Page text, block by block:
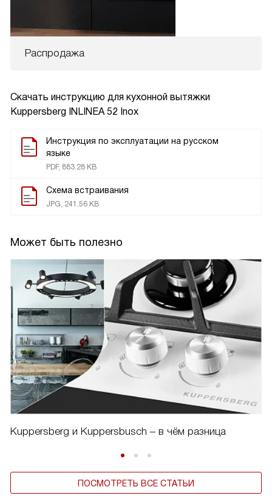
Распродажа
Скачать инструкцию для кухонной вытяжки
Kuppersberg INLINEA 52 Inox
Инструкция по эксплуатации на русском
языке
PDF, 883.28 KB
Схема встраивания
JPG, 241.56 KB
Может быть полезно
Kuppersberg и Kuppersbusch – в чём разница
ПОСМОТРЕТЬ ВСЕ СТАТЬИ